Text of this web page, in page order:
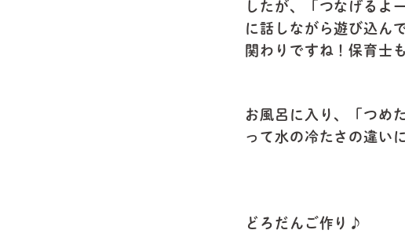
したが、「つなげるよ
に話しながら遊び込ん
関わりですね！保育士
お風呂に入り、「つめ
って水の冷たさの違い
どろだんご作り♪